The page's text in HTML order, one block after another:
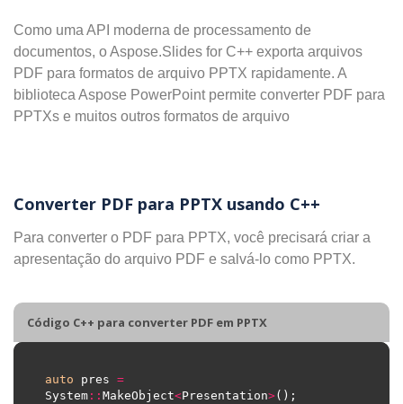
Como uma API moderna de processamento de
documentos, o Aspose.Slides for C++ exporta arquivos
PDF para formatos de arquivo PPTX rapidamente. A
biblioteca Aspose PowerPoint permite converter PDF para
PPTXs e muitos outros formatos de arquivo
Converter PDF para PPTX usando C++
Para converter o PDF para PPTX, você precisará criar a
apresentação do arquivo PDF e salvá-lo como PPTX.
Código C++ para converter PDF em PPTX
auto pres =
System :: MakeObject<Presentation>